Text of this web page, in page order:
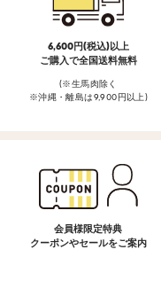
6,600円(税込)以上
ご購入で全国送料無料
(※生馬肉除く
※沖縄・離島は9,900円以上)
会員様限定特典
クーポンやセールをご案内